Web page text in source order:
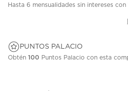
Hasta 6 mensualidades sin intereses con
PUNTOS PALACIO
Obtén 100 Puntos Palacio con esta